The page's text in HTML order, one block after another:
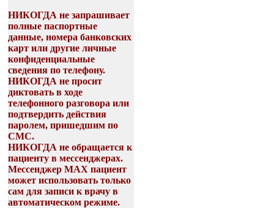
НИКОГДА не запрашивает
полные паспортные
данные, номера банковских
карт или другие личные
конфиденциальные
сведения по телефону.
НИКОГДА не просит
диктовать в ходе
телефонного разговора или
подтвердить действия
паролем, пришедшим по
СМС.
НИКОГДА не обращается к
пациенту в мессенджерах.
Мессенджер МАХ пациент
может использовать только
сам для записи к врачу в
автоматическом режиме.